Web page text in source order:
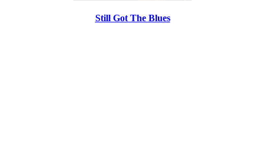
Still Got The Blues